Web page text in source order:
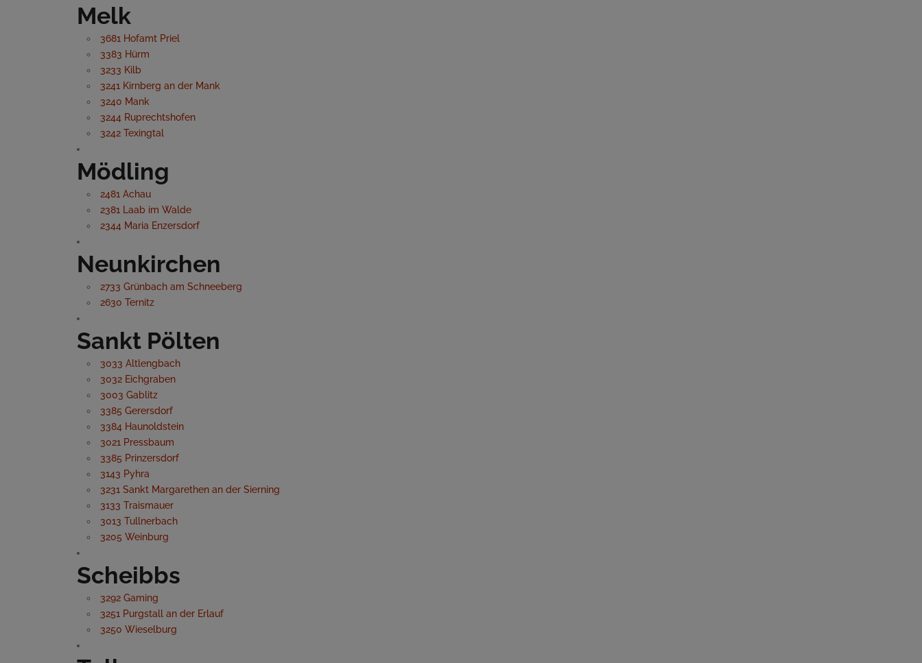
Melk
3681 Hofamt Priel
3383 Hürm
3233 Kilb
3241 Kirnberg an der Mank
3240 Mank
3244 Ruprechtshofen
3242 Texingtal
Mödling
2481 Achau
2381 Laab im Walde
2344 Maria Enzersdorf
Neunkirchen
2733 Grünbach am Schneeberg
2630 Ternitz
Sankt Pölten
3033 Altlengbach
3032 Eichgraben
3003 Gablitz
3385 Gerersdorf
3384 Haunoldstein
3021 Pressbaum
3385 Prinzersdorf
3143 Pyhra
3231 Sankt Margarethen an der Sierning
3133 Traismauer
3013 Tullnerbach
3205 Weinburg
Scheibbs
3292 Gaming
3251 Purgstall an der Erlauf
3250 Wieselburg